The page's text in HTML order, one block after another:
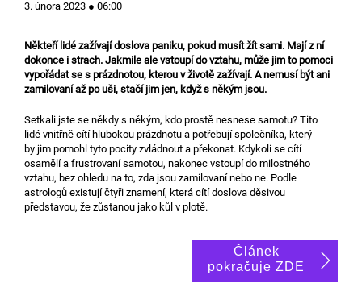
3. února 2023 ● 06:00
Někteří lidé zažívají doslova paniku, pokud musít žít sami. Mají z ní
dokonce i strach. Jakmile ale vstoupí do vztahu, může jim to pomoci
vypořádat se s prázdnotou, kterou v životě zažívají. A nemusí být ani
zamilovaní až po uši, stačí jim jen, když s někým jsou.
Setkali jste se někdy s někým, kdo prostě nesnese samotu? Tito
lidé vnitřně cítí hlubokou prázdnotu a potřebují společníka, který
by jim pomohl tyto pocity zvládnout a překonat. Kdykoli se cítí
osamělí a frustrovaní samotou, nakonec vstoupí do milostného
vztahu, bez ohledu na to, zda jsou zamilovaní nebo ne. Podle
astrologů existují čtyři znamení, která cítí doslova děsivou
představou, že zůstanou jako kůl v plotě.
Článek
pokračuje ZDE